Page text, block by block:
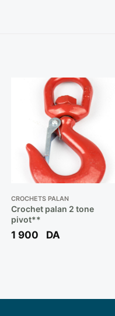
CROCHETS PALAN
Crochet palan 2 tone
pivot**
1 900 DA